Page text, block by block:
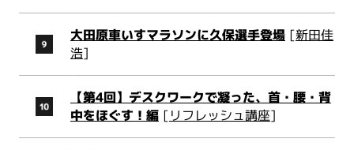
大田原車いすマラソンに久保選手登場[新田佳
浩]
【第4回】デスクワークで凝った、首・腰・背
中をほぐす！編[リフレッシュ講座]